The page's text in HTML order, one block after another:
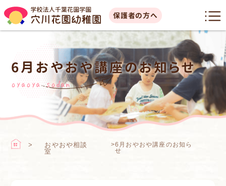
保護者の方へ
6月おやおや講座のお知らせ
oyaoya sodan
おやおや相談
室
>6月おやおや講座のお知ら
せ